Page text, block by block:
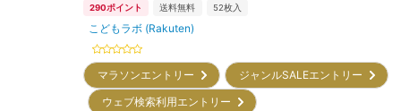
290ポイント 送料無料 52枚入
こどもラボ (Rakuten)
マラソンエントリー
ジャンルSALEエントリー
ウェブ検索利用エントリー